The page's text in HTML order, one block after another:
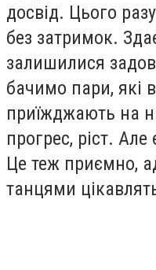
досвід. Цього
без затримок.
залишилися
бачимо пари, які
приїжджають на
прогрес, ріст.
Це теж приємно,
танцями